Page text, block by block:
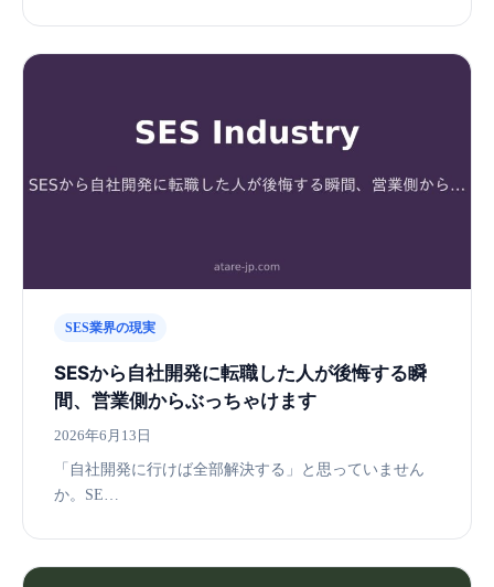
SES業界の現実
SESから自社開発に転職した人が後悔する瞬
間、営業側からぶっちゃけます
2026年6月13日
「自社開発に行けば全部解決する」と思っていません
か。SE…